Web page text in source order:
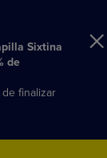
Sixtina
de
finalizar